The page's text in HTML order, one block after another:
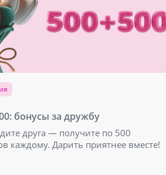
бонусы за дружбу
друга — получите по 500
каждому. Дарить приятнее вместе!